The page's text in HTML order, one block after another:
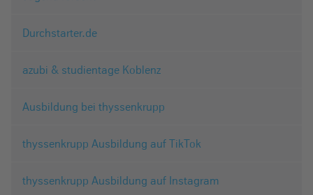
Durchstarter.de
azubi & studientage Koblenz
Ausbildung bei thyssenkrupp
thyssenkrupp Ausbildung auf TikTok
thyssenkrupp Ausbildung auf Instagram